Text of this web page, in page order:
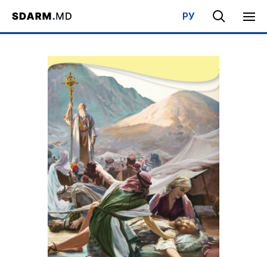
РУ
Acasa / Bibliotecă / Şcoala de Sabat / Ginduri din cartea lui Isaia